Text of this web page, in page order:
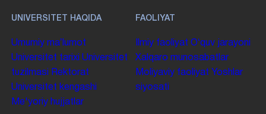
UNIVERSITET HAQIDA
Umumiy maʼlumot
Universitet tarixi Universitet
tuzilmasi
Rektorat
Universitet kengashi
Me'yoriy hujjatlar
FAOLIYAT
Ilmiy faoliyat Oʻquv jarayoni
Xalqaro munosabatlar
Moliyaviy faoliyat Yoshlar
siyosati